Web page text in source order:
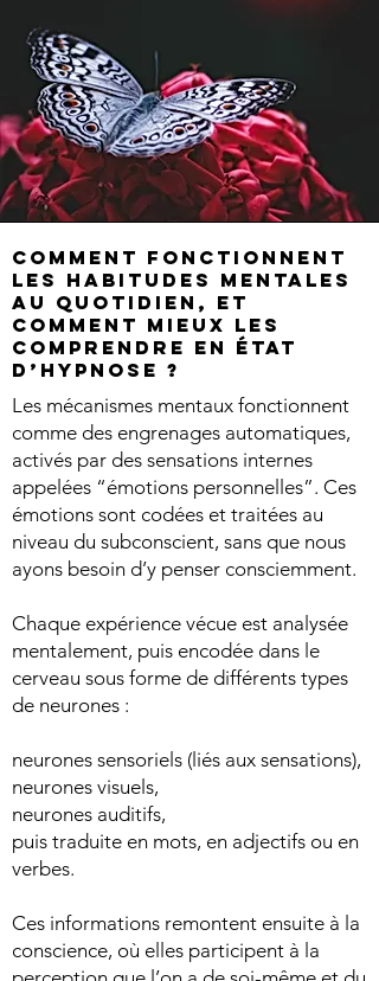
Comment fonctionnent
les habitudes mentales
au quotidien, et
comment mieux les
comprendre en état
d’hypnose ?
Les mécanismes mentaux fonctionnent
comme des engrenages automatiques,
activés par des sensations internes
appelées “émotions personnelles”. Ces
émotions sont codées et traitées au
niveau du subconscient, sans que nous
ayons besoin d’y penser consciemment.
Chaque expérience vécue est analysée
mentalement, puis encodée dans le
cerveau sous forme de différents types
de neurones :
neurones sensoriels (liés aux sensations),
neurones visuels,
neurones auditifs,
puis traduite en mots, en adjectifs ou en
verbes.
Ces informations remontent ensuite à la
conscience, où elles participent à la